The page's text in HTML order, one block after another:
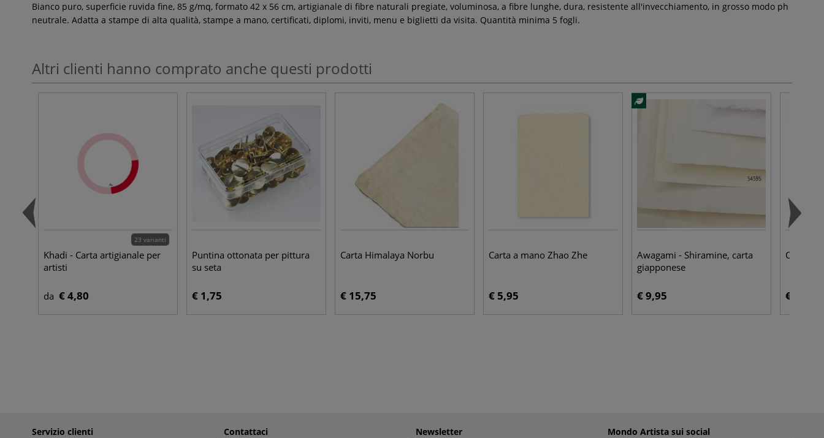
Bianco puro, superficie ruvida fine, 85 g/mq, formato 42 x 56 cm, artigianale di fibre naturali pregiate, voluminosa, a fibre lunghe, dura, resistente all'invecchiamento, in grosso modo ph
neutrale. Adatta a stampe di alta qualità, stampe a mano, certificati, diplomi, inviti, menu e biglietti da visita. Quantità minima 5 fogli.
Altri clienti hanno comprato anche questi prodotti
23 varianti
Khadi - Carta artigianale per
artisti
da € 4,80
Puntina ottonata per pittura
su seta
€ 1,75
Carta Himalaya Norbu
€ 15,75
Carta a mano Zhao Zhe
€ 5,95
Awagami - Shiramine, carta
giapponese
€ 9,95
Carta
€ 1,15
Servizio clienti
Contattaci
Newsletter
Mondo Artista sui social